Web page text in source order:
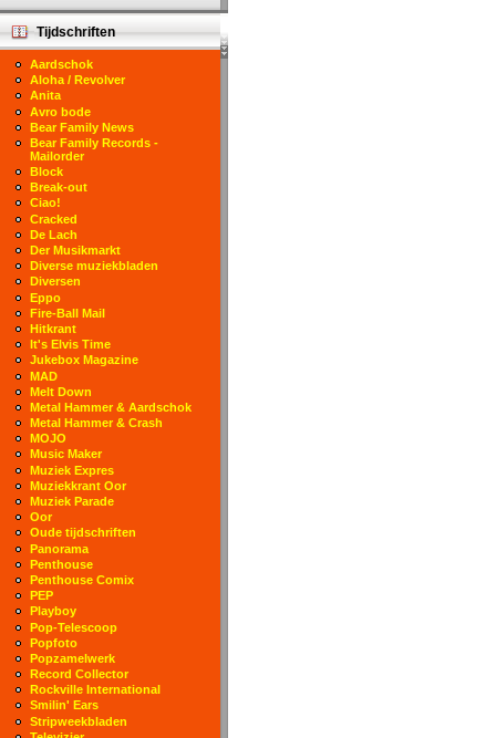
Tijdschriften
Aardschok
Aloha / Revolver
Anita
Avro bode
Bear Family News
Bear Family Records -
Mailorder
Block
Break-out
Ciao!
Cracked
De Lach
Der Musikmarkt
Diverse muziekbladen
Diversen
Eppo
Fire-Ball Mail
Hitkrant
It's Elvis Time
Jukebox Magazine
MAD
Melt Down
Metal Hammer & Aardschok
Metal Hammer & Crash
MOJO
Music Maker
Muziek Expres
Muziekkrant Oor
Muziek Parade
Oor
Oude tijdschriften
Panorama
Penthouse
Penthouse Comix
PEP
Playboy
Pop-Telescoop
Popfoto
Popzamelwerk
Record Collector
Rockville International
Smilin' Ears
Stripweekbladen